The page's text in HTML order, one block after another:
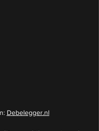
Debelegger.nl